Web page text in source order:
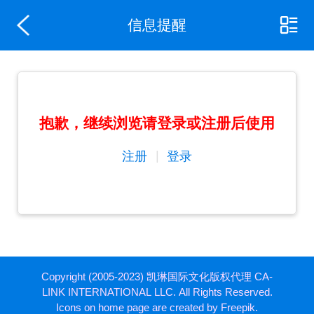
信息提醒
抱歉，继续浏览请登录或注册后使用
注册 登录
Copyright (2005-2023) 凯琳国际文化版权代理 CA-
LINK INTERNATIONAL LLC. All Rights Reserved.
Icons on home page are created by Freepik.